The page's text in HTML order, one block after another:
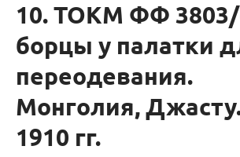
10. ТОКМ ФФ
борцы у палатки
переодевания.
Монголия,
1910 гг.